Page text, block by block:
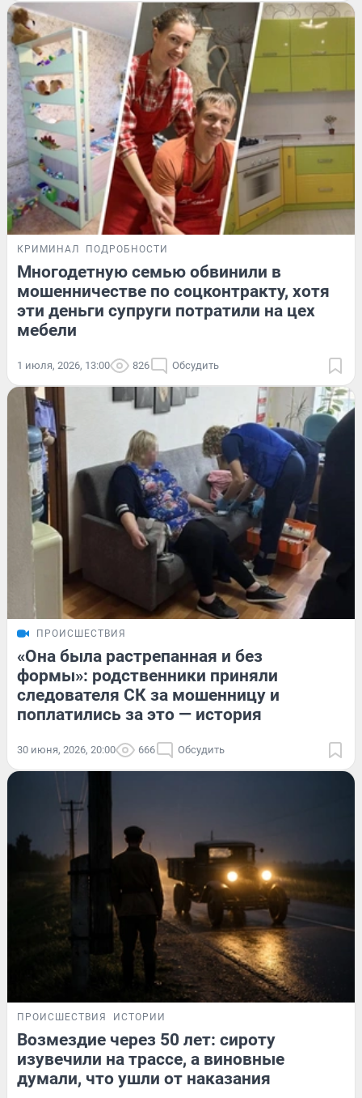
КРИМИНАЛ ПОДРОБНОСТИ
Многодетную семью обвинили в
мошенничестве по соцконтракту, хотя
эти деньги супруги потратили на цех
мебели
1 июля, 2026, 13:00 826 Обсудить
ПРОИСШЕСТВИЯ
«Она была растрепанная и без
формы»: родственники приняли
следователя СК за мошенницу и
поплатились за это — история
30 июня, 2026, 20:00 666 Обсудить
ПРОИСШЕСТВИЯ ИСТОРИИ
Возмездие через 50 лет: сироту
изувечили на трассе, а виновные
думали, что ушли от наказания